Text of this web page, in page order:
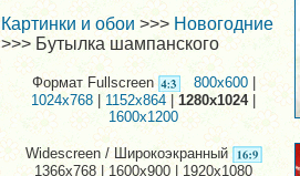
Картинки и обои >>> Новогодние
>>> Бутылка шампанского
Формат Fullscreen 800x600
1024x768
1152x864|1280x1024|
1600x1200
Widescreen / Широкоэкранный
1366x768 | 1600x900 | 1920x1080